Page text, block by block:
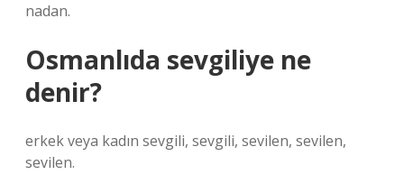
nadan.
Osmanlıda sevgiliye ne
denir?
erkek veya kadın sevgili, sevgili, sevilen, sevilen,
sevilen.